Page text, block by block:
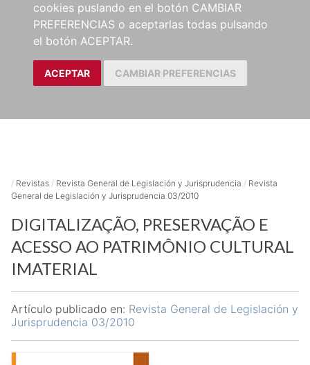
cookies puslando en el botón CAMBIAR
PREFERENCIAS o aceptarlas todas pulsando
el botón ACEPTAR.
ACEPTAR CAMBIAR PREFERENCIAS
/ Revistas / Revista General de Legislación y Jurisprudencia / Revista
General de Legislación y Jurisprudencia 03/2010
DIGITALIZAÇÃO, PRESERVAÇÃO E
ACESSO AO PATRIMÔNIO CULTURAL
IMATERIAL
Artículo publicado en: Revista General de Legislación y
Jurisprudencia 03/2010